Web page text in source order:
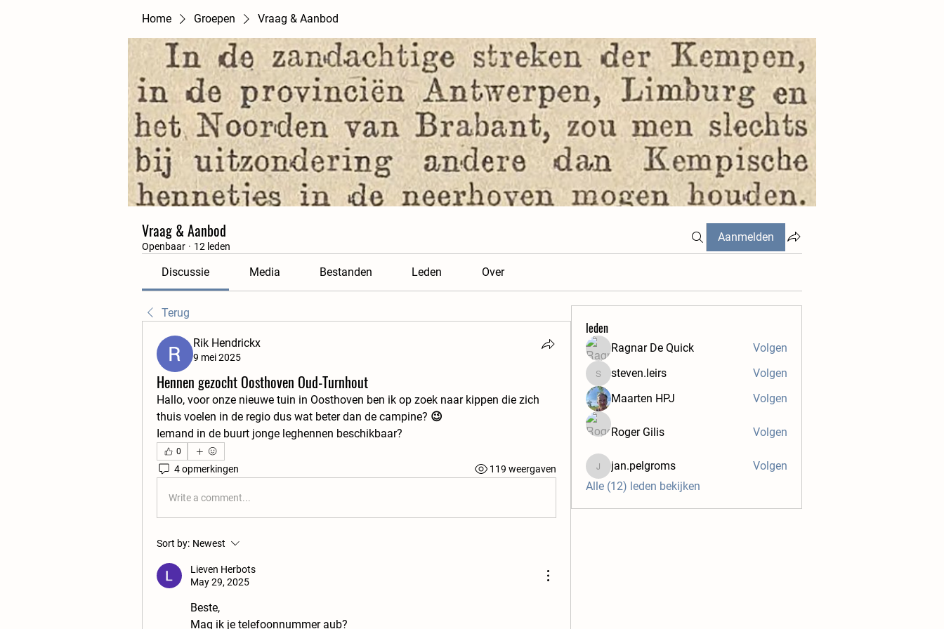
Home Groepen Vraag & Aanbod
Vraag & Aanbod
Openbaar · 12 leden
Aanmelden
Discussie Media Bestanden Leden Over
Terug
Rik Hendrickx
9 mei 2025
Hennen gezocht Oosthoven Oud-Turnhout
Hallo, voor onze nieuwe tuin in Oosthoven ben ik op zoek naar kippen die zich
thuis voelen in de regio dus wat beter dan de campine? 😉
Iemand in de buurt jonge leghennen beschikbaar?
0
4 opmerkingen 119 weergaven
Write a comment...
Sort by: Newest
Lieven Herbots
May 29, 2025
Beste,
Mag ik je telefoonnummer aub?
leden
Ragnar De Quick Volgen
steven.leirs
steven.leirs
Volgen
Maarten HPJ
Volgen
Roger Gilis Volgen
jan.pelgroms
jan.pelgroms
Volgen
Alle (12) leden bekijken